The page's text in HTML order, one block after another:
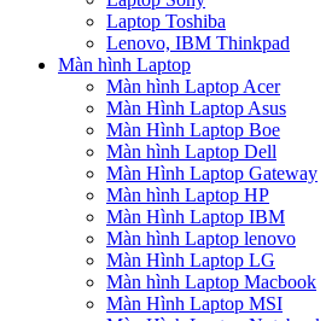
Laptop Toshiba
Lenovo, IBM Thinkpad
Màn hình Laptop
Màn hình Laptop Acer
Màn Hình Laptop Asus
Màn Hình Laptop Boe
Màn hình Laptop Dell
Màn Hình Laptop Gateway
Màn hình Laptop HP
Màn Hình Laptop IBM
Màn hình Laptop lenovo
Màn Hình Laptop LG
Màn hình Laptop Macbook
Màn Hình Laptop MSI